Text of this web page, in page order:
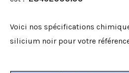
Voici nos spécifications
silicium noir pour votre